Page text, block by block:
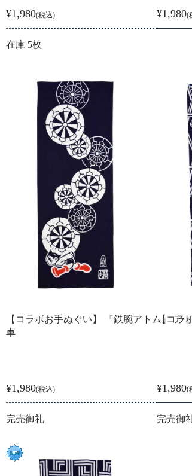
¥1,980(税込)
在庫 5枚
¥1,980(
【コラボお手ぬぐい】 『鉄腕アトム』 ア
車
¥1,980(税込)
完売御礼
【コラ
¥1,980(
完売御